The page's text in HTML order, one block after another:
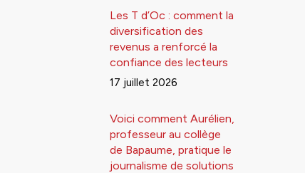
Les T d’Oc : comment la
diversification des
revenus a renforcé la
confiance des lecteurs
17 juillet 2026
Voici comment Aurélien,
professeur au collège
de Bapaume, pratique le
journalisme de solutions